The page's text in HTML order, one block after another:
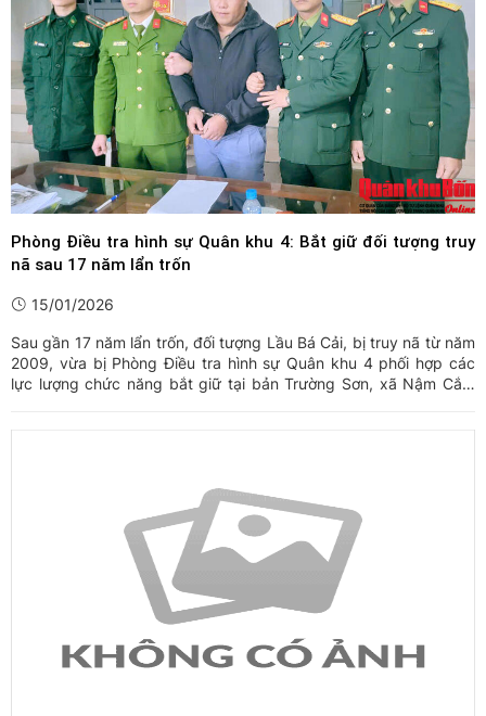
Phòng Điều tra hình sự Quân khu 4: Bắt giữ đối tượng truy
nã sau 17 năm lẩn trốn
15/01/2026
Sau gần 17 năm lẩn trốn, đối tượng Lầu Bá Cải, bị truy nã từ năm
2009, vừa bị Phòng Điều tra hình sự Quân khu 4 phối hợp các
lực lượng chức năng bắt giữ tại bản Trường Sơn, xã Nậm Cắn,